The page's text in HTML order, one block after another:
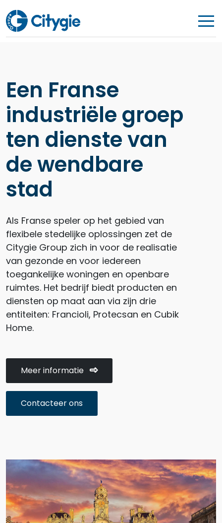
Een Franse
industriële groep
ten dienste van
de wendbare
stad
Als Franse speler op het gebied van
flexibele stedelijke oplossingen zet de
Citygie Group zich in voor de realisatie
van gezonde en voor iedereen
toegankelijke woningen en openbare
ruimtes. Het bedrijf biedt producten en
diensten op maat aan via zijn drie
entiteiten: Francioli, Protecsan en Cubik
Home.
Meer informatie
Contacteer ons